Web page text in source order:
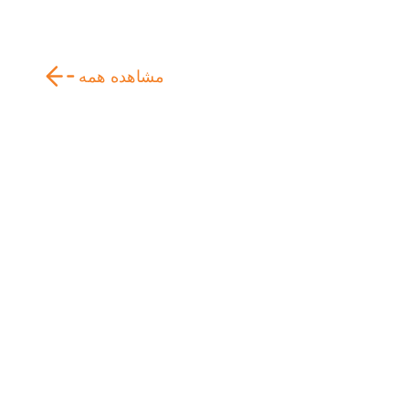
مشاهده همه